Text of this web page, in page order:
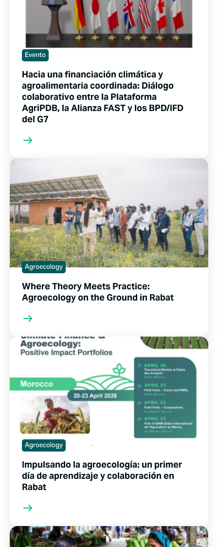
Evento
Hacia una financiación climática y
agroalimentaria coordinada: Diálogo
colaborativo entre la Plataforma
AgriPDB, la Alianza FAST y los BPD/IFD
del G7
Agroecology
Where Theory Meets Practice:
Agroecology on the Ground in Rabat
Agroecology
Impulsando la agroecología: un primer
día de aprendizaje y colaboración en
Rabat